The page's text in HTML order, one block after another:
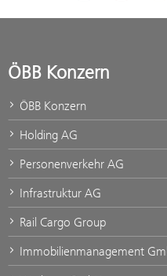
ÖBB Konzern
ÖBB Konzern
Holding AG
Personenverkehr AG
Infrastruktur AG
Rail Cargo Group
Immobilienmanagement